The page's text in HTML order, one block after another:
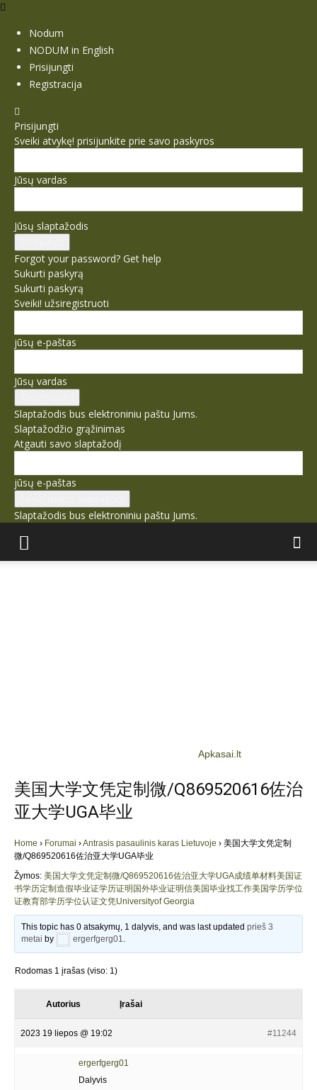
Nodum
NODUM in English
Prisijungti
Registracija
Prisijungti
Sveiki atvykę! prisijunkite prie savo paskyros
Jūsų vardas
Jūsų slaptažodis
Forgot your password? Get help
Sukurti paskyrą
Sukurti paskyrą
Sveiki! užsiregistruoti
jūsų e-paštas
Jūsų vardas
Slaptažodis bus elektroniniu paštu Jums.
Slaptažodžio grąžinimas
Atgauti savo slaptažodį
jūsų e-paštas
Slaptažodis bus elektroniniu paštu Jums.
Apkasai.lt
美国大学文凭定制微/Q869520616佐治
亚大学UGA毕业
Home › Forumai ›Antrasis pasaulinis karas Lietuvoje › 美国大学文凭定制
微/Q869520616佐治亚大学UGA毕业
Žymos: 美国大学文凭定制微/Q869520616佐治亚大学UGA成绩单材料美国证
书学历定制造假毕业证学历证明国外毕业证明信美国毕业找工作美国学历学位
证教育部学历学位认证文凭Universityof Georgia
This topic has 0 atsakymų, 1 dalyvis, and was last updatedprieš 3
metai by ergerfgerg01.
Rodomas 1 įrašas (viso: 1)
Autorius Įrašai
2023 19 liepos @ 19:02 #11244
ergerfgerg01
Dalyvis